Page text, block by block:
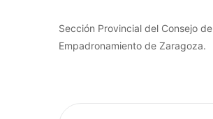
Sección Provincial del Consejo de
Empadronamiento de Zaragoza.